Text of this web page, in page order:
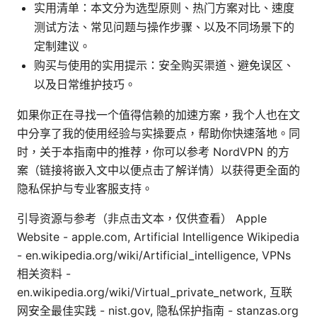
实用清单：本文分为选型原则、热门方案对比、速度
测试方法、常见问题与操作步骤、以及不同场景下的
定制建议。
购买与使用的实用提示：安全购买渠道、避免误区、
以及日常维护技巧。
如果你正在寻找一个值得信赖的加速方案，我个人也在文
中分享了我的使用经验与实操要点，帮助你快速落地。同
时，关于本指南中的推荐，你可以参考 NordVPN 的方
案（链接将嵌入文中以便点击了解详情）以获得更全面的
隐私保护与专业客服支持。
引导资源与参考（非点击文本，仅供查看） Apple
Website - apple.com, Artificial Intelligence Wikipedia
- en.wikipedia.org/wiki/Artificial_intelligence, VPNs
相关资料 -
en.wikipedia.org/wiki/Virtual_private_network, 互联
网安全最佳实践 - nist.gov, 隐私保护指南 - stanzas.org